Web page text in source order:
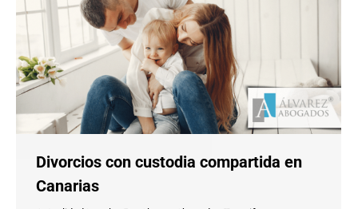
Divorcios con custodia compartida en
Canarias